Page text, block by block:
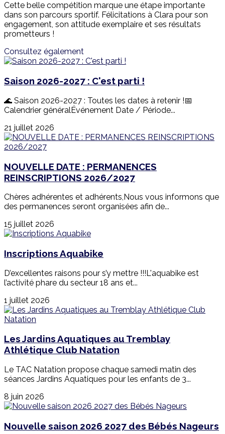
Cette belle compétition marque une étape importante
dans son parcours sportif. Félicitations à Clara pour son
engagement, son attitude exemplaire et ses résultats
prometteurs !
Consultez également
Saison 2026-2027 : C'est parti !
🌊 Saison 2026-2027 : Toutes les dates à retenir !📅
Calendrier généralÉvénement Date / Période...
21 juillet 2026
NOUVELLE DATE : PERMANENCES
REINSCRIPTIONS 2026/2027
Chères adhérentes et adhérents,Nous vous informons que
des permanences seront organisées afin de...
15 juillet 2026
Inscriptions Aquabike
D’excellentes raisons pour s’y mettre !!!L'aquabike est
l’activité phare du secteur 18 ans et...
1 juillet 2026
Les Jardins Aquatiques au Tremblay
Athlétique Club Natation
Le TAC Natation propose chaque samedi matin des
séances Jardins Aquatiques pour les enfants de 3...
8 juin 2026
Nouvelle saison 2026 2027 des Bébés Nageurs